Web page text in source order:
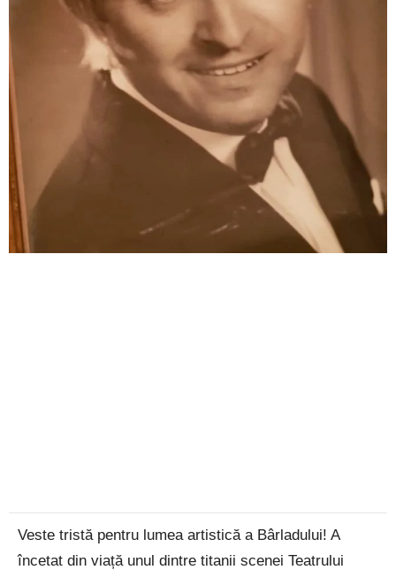
Veste tristă pentru lumea artistică a Bârladului! A
încetat din viață unul dintre titanii scenei Teatrului